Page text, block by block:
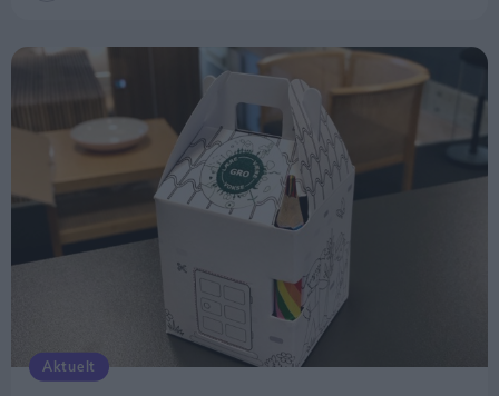
samlede responstid fra alarm til ankomst på
skadestedet.
Beredskabsstyrelsen understreger dog, at
ændringen først trådte i kraft sidst på året, og at
tallene for 2025 derfor ikke kan bruges til at
vurdere, om de nye regler har haft betydning for
Aktuelt